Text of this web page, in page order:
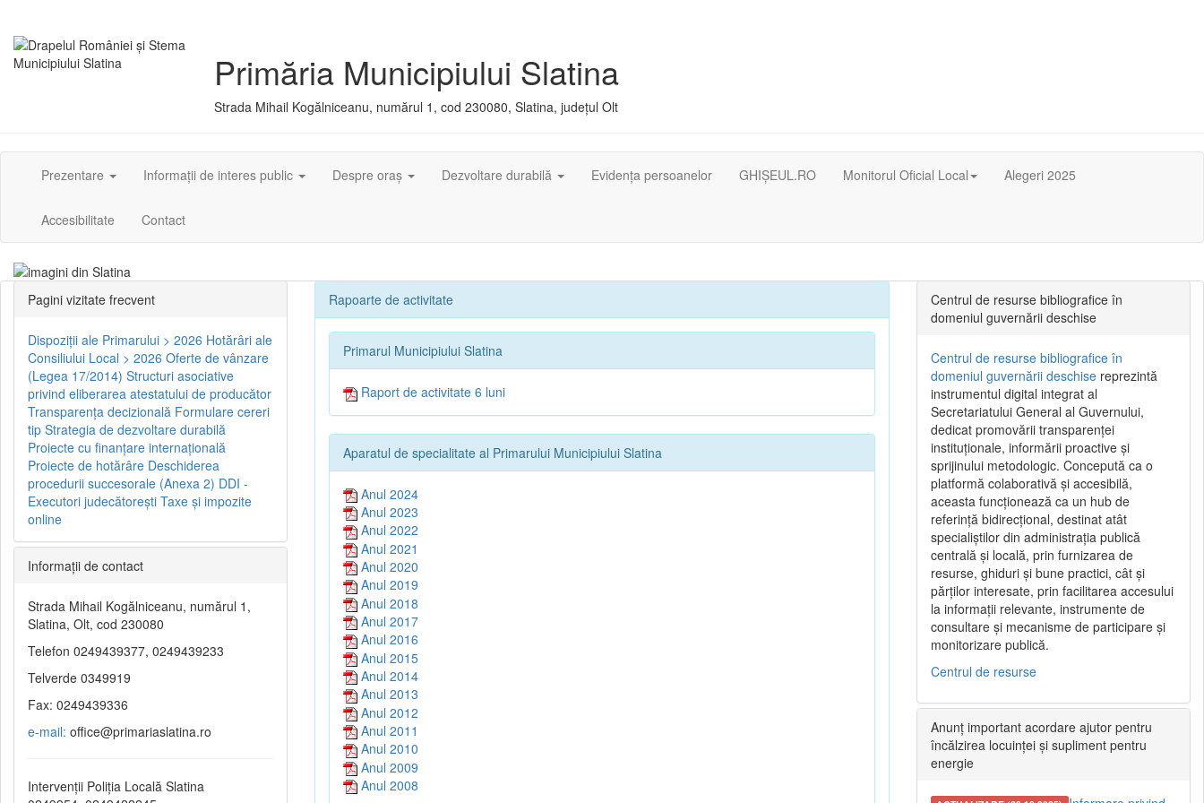
Primăria Municipiului Slatina
Strada Mihail Kogălniceanu, numărul 1, cod 230080, Slatina, județul Olt
Prezentare Informații de interes public Despre oraș Dezvoltare durabilă Evidența persoanelor GHIȘEUL.RO Monitorul Oficial Local Alegeri 2025
Accesibilitate Contact
Rapoarte de activitate
Primarul Municipiului Slatina
Raport de activitate 6 luni
Aparatul de specialitate al Primarului Municipiului Slatina
Anul 2024
Anul 2023
Anul 2022
Anul 2021
Anul 2020
Anul 2019
Anul 2018
Anul 2017
Anul 2016
Anul 2015
Anul 2014
Anul 2013
Anul 2012
Anul 2011
Anul 2010
Anul 2009
Anul 2008
Pagini vizitate frecvent
Dispoziţii ale Primarului > 2026 Hotărâri ale
Consiliului Local > 2026 Oferte de vânzare
(Legea 17/2014) Structuri asociative
privind eliberarea atestatului de producător
Transparenţa decizională Formulare cereri
tip Strategia de dezvoltare durabilă
Proiecte cu finanţare internaţională
Proiecte de hotărâre Deschiderea
procedurii succesorale (Anexa 2) DDI -
Executori judecătorești Taxe şi impozite
online
Informaţii de contact
Strada Mihail Kogălniceanu, numărul 1,
Slatina, Olt, cod 230080
Telefon 0249439377, 0249439233
Telverde 0349919
Fax: 0249439336
e-mail: office@primariaslatina.ro
Intervenții Poliția Locală Slatina
Centrul de resurse bibliografice în
domeniul guvernării deschise
Centrul de resurse bibliografice în
domeniul guvernării deschise reprezintă
instrumentul digital integrat al
Secretariatului General al Guvernului,
dedicat promovării transparenței
instituționale, informării proactive și
sprijinului metodologic. Concepută ca o
platformă colaborativă și accesibilă,
aceasta funcționează ca un hub de
referință bidirecțional, destinat atât
specialiștilor din administrația publică
centrală și locală, prin furnizarea de
resurse, ghiduri și bune practici, cât și
părților interesate, prin facilitarea accesului
la informații relevante, instrumente de
consultare și mecanisme de participare și
monitorizare publică.
Centrul de resurse
Anunț important acordare ajutor pentru
încălzirea locuinței și supliment pentru
energie